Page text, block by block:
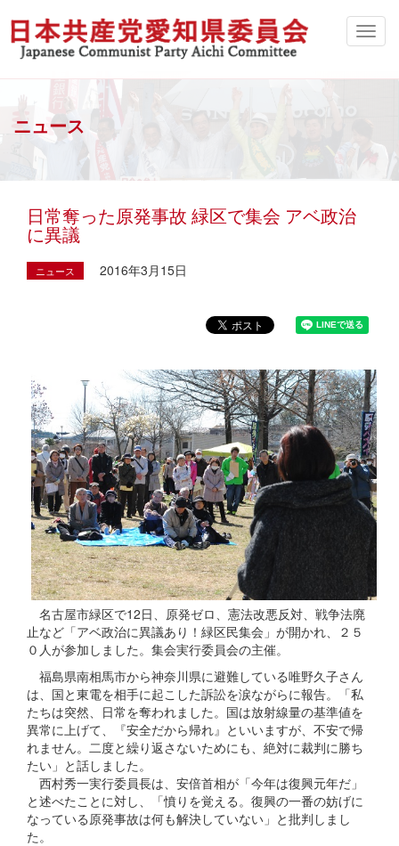
ニュース
日常奪った原発事故 緑区で集会 アベ政治
に異議
ニュース 2016年3月15日
名古屋市緑区で12日、原発ゼロ、憲法改悪反対、戦争法廃
止など「アベ政治に異議あり！緑区民集会」が開かれ、２５
０人が参加しました。集会実行委員会の主催。
福島県南相馬市から神奈川県に避難している唯野久子さん
は、国と東電を相手に起こした訴訟を涙ながらに報告。「私
たちは突然、日常を奪われました。国は放射線量の基準値を
異常に上げて、『安全だから帰れ』といいますが、不安で帰
れません。二度と繰り返さないためにも、絶対に裁判に勝ち
たい」と話しました。
西村秀一実行委員長は、安倍首相が「今年は復興元年だ」
と述べたことに対し、「憤りを覚える。復興の一番の妨げに
なっている原発事故は何も解決していない」と批判しまし
た。